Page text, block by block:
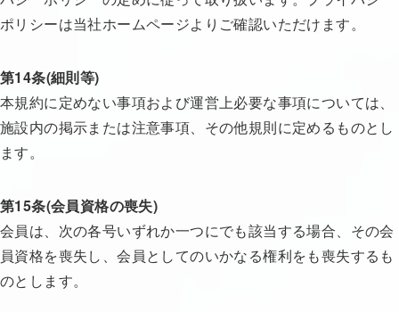
ポリシーは当社ホームページよりご確認いただけます。
第14条(細則等)
本規約に定めない事項および運営上必要な事項については、
施設内の掲示または注意事項、その他規則に定めるものとし
ます。
第15条(会員資格の喪失)
会員は、次の各号いずれか一つにでも該当する場合、その会
員資格を喪失し、会員としてのいかなる権利をも喪失するも
のとします。